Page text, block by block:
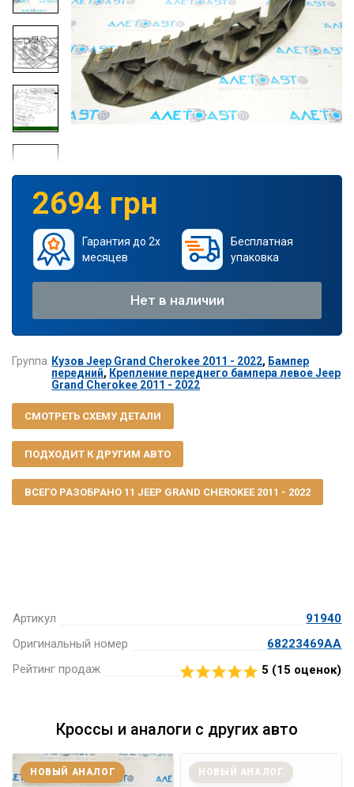
Артикул
91940
Оригинальный номер
68223469AA
Рейтинг продаж
5 (15 оценок)
2694 грн
Гарантия до 2х
месяцев
Бесплатная
упаковка
Нет в наличии
Группа Кузов Jeep Grand Cherokee 2011 - 2022, Бампер
передний, Крепление переднего бампера левое Jeep
Grand Cherokee 2011 - 2022
СМОТРЕТЬ СХЕМУ ДЕТАЛИ
ПОДХОДИТ К ДРУГИМ АВТО
ВСЕГО РАЗОБРАНО 11 JEEP GRAND CHEROKEE 2011 - 2022
Кроссы и аналоги с других авто
НОВЫЙ АНАЛОГ НОВЫЙ АНАЛОГ